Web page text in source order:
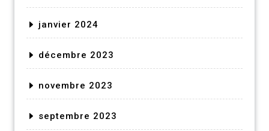
janvier 2024
décembre 2023
novembre 2023
septembre 2023